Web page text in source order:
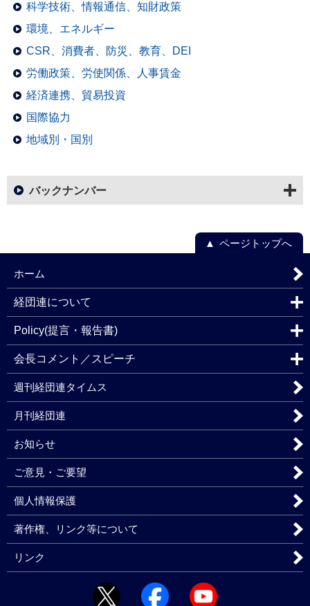
科学技術、情報通信、知財政策
環境、エネルギー
CSR、消費者、防災、教育、DEI
労働政策、労使関係、人事賃金
経済連携、貿易投資
国際協力
地域別・国別
バックナンバー
ページトップへ
ホーム
経団連について
Policy(提言・報告書)
会長コメント／スピーチ
週刊経団連タイムス
月刊経団連
お知らせ
ご意見・ご要望
個人情報保護
著作権、リンク等について
リンク